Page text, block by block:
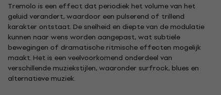
Tremolo is een effect dat periodiek het volume van het
geluid verandert, waardoor een pulserend of trillend
karakter ontstaat. De snelheid en diepte van de modulatie
kunnen naar wens worden aangepast, wat subtiele
bewegingen of dramatische ritmische effecten mogelijk
maakt. Het is een veelvoorkomend onderdeel van
verschillende muziekstijlen, waaronder surfrock, blues en
alternatieve muziek.